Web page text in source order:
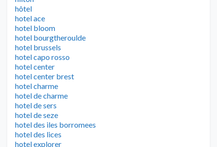
hôtel
hotel ace
hotel bloom
hotel bourgtheroulde
hotel brussels
hotel capo rosso
hotel center
hotel center brest
hotel charme
hotel de charme
hotel de sers
hotel de seze
hotel des iles borromees
hotel des lices
hotel explorer